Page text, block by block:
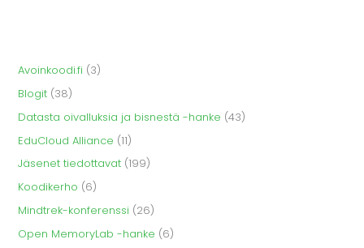
Avoinkoodi.fi (3)
Blogit (38)
Datasta oivalluksia ja bisnestä -hanke (43)
EduCloud Alliance (11)
Jäsenet tiedottavat (199)
Koodikerho (6)
Mindtrek-konferenssi (26)
Open MemoryLab -hanke (6)